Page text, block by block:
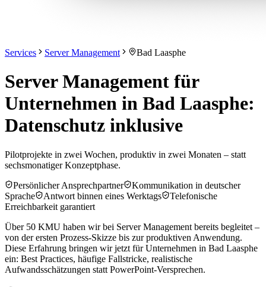
Services Server Management Bad Laasphe
Server Management für
Unternehmen in Bad Laasphe:
Datenschutz inklusive
Pilotprojekte in zwei Wochen, produktiv in zwei Monaten – statt
sechsmonatiger Konzeptphase.
Persönlicher Ansprechpartner
Kommunikation in deutscher
Sprache
Antwort binnen eines Werktags
Telefonische
Erreichbarkeit garantiert
Über 50 KMU haben wir bei Server Management bereits begleitet –
von der ersten Prozess-Skizze bis zur produktiven Anwendung.
Diese Erfahrung bringen wir jetzt für Unternehmen in Bad Laasphe
ein: Best Practices, häufige Fallstricke, realistische
Aufwandsschätzungen statt PowerPoint-Versprechen.